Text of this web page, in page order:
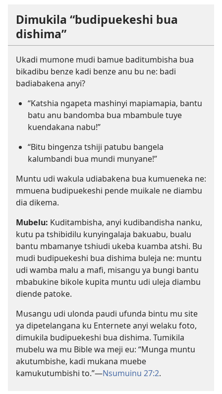
Dimukila “budipuekeshi bua
dishima”
Ukadi mumone mudi bamue baditumbisha bua
bikadibu benze kadi benze anu bu ne: badi
badiabakena anyi?
“Katshia ngapeta mashinyi mapiamapia, bantu
batu anu bandomba bua mbambule tuye
kuendakana nabu!”
“Bitu bingenza tshiji patubu bangela
kalumbandi bua mundi munyane!”
Muntu udi wakula udiabakena bua kumueneka ne:
mmuena budipuekeshi pende muikale ne diambu
dia dikema.
Mubelu: Kuditambisha, anyi kudibandisha nanku,
kutu pa tshibidilu kunyingalaja bakuabu, bualu
bantu mbamanye tshiudi ukeba kuamba atshi. Bu
mudi budipuekeshi bua dishima buleja ne: muntu
udi wamba malu a mafi, misangu ya bungi bantu
mbabukine bikole kupita muntu udi uleja diambu
diende patoke.
Musangu udi ulonda paudi ufunda bintu mu site
ya dipetelangana ku Enternete anyi welaku foto,
dimukila budipuekeshi bua dishima. Tumikila
mubelu wa mu Bible wa meji eu: “Munga muntu
akutumbishe, kadi mukana muebe
kamukutumbishi to.”​—Nsumuinu 27:2.